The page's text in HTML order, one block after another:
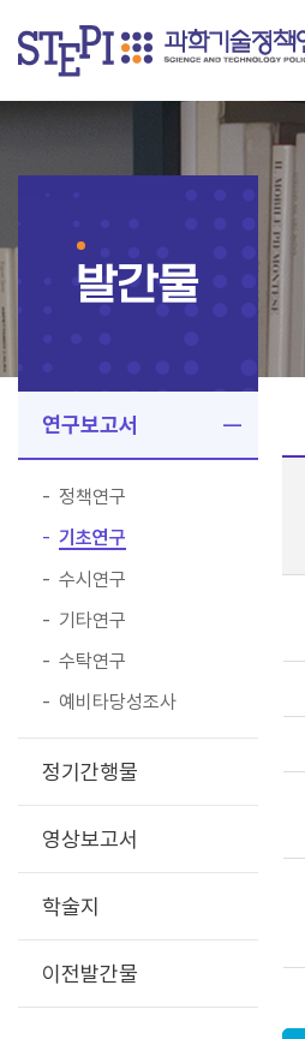
발간물
연구보고서
정책연구
기초연구
수시연구
기타연구
수탁연구
예비타당성조사
정기간행물
영상보고서
학술지
이전발간물